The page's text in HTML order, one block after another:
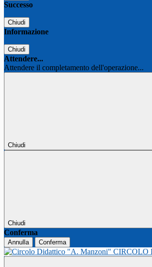
Successo
Chiudi
Informazione
Chiudi
Attendere...
Attendere il completamento dell'operazione...
Chiudi
Chiudi
Conferma
Annulla Conferma
CIRCOLO